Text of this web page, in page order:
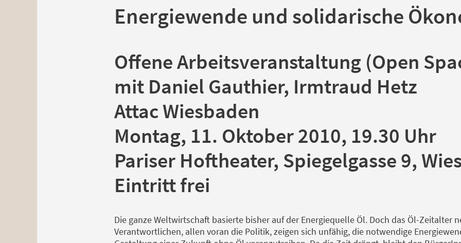
Energiewende und solidarische
Offene Arbeitsveranstaltung (Open
mit Daniel Gauthier, Irmtraud Hetz
Attac Wiesbaden
Montag, 11. Oktober 2010, 19.30 Uhr
Pariser Hoftheater, Spiegelgasse 9,
Eintritt frei
Die ganze Weltwirtschaft basierte bisher auf der Energiequelle Öl. Doch das Öl-Zeitalter
Verantwortlichen, allen voran die Politik, zeigen sich unfähig, die notwendige